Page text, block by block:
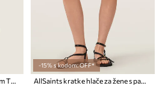
AllSaints košulja za žene s lanom TOVE
-15% s kodom: OFF*
AllSaints kratke hlače za žene s pamukom ELMA